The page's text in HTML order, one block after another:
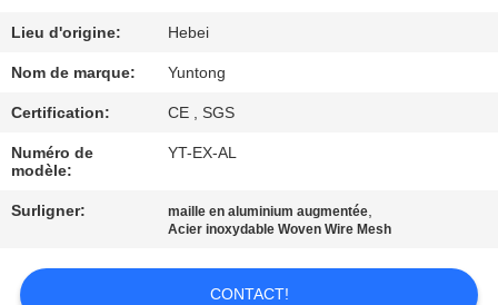
DE
QUALITÉ
CONTACTEZ-
NOUS
Lieu d'origine: Hebei
Nom de marque: Yuntong
Certification: CE , SGS
Numéro de
modèle:
YT-EX-AL
Surligner: maille en aluminium augmentée,
Acier inoxydable Woven Wire Mesh
CONTACT!